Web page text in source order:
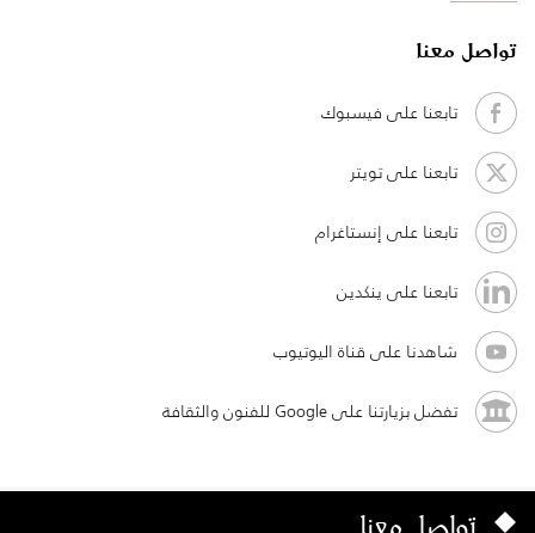
تواصل معنا
تابعنا على فيسبوك
تابعنا على تويتر
تابعنا على إنستاغرام
تابعنا على ينكدين
شاهدنا على قناة اليوتيوب
تفضل بزيارتنا على Google للفنون والثقافة